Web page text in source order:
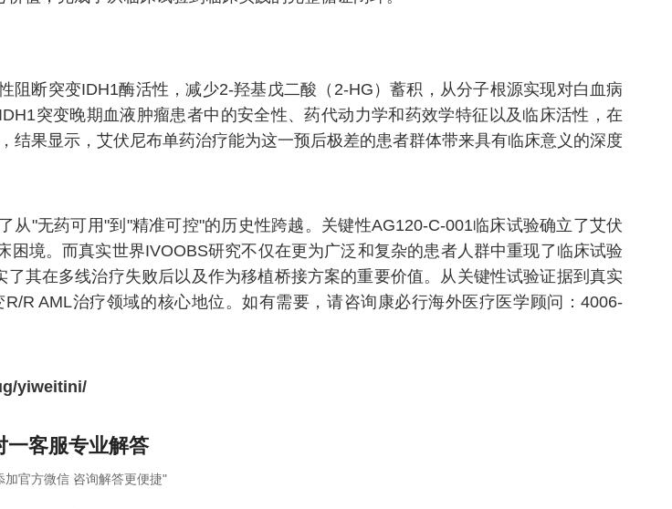
阻断突变IDH1酶活性，减少2-羟基戊二酸（2-HG）蓄积，从分子根源实现对白血病
突变晚期血液肿瘤患者中的安全性、药代动力学和药效学特征以及临床活性，在
果显示，艾伏尼布单药治疗能为这一预后极差的患者群体带来具有临床意义的深度
从"无药可用"到"精准可控"的历史性跨越。关键性AG120-C-001临床试验确立了艾伏
境。而真实世界IVOOBS研究不仅在更为广泛和复杂的患者人群中重现了临床试验
其在多线治疗失败后以及作为移植桥接方案的重要价值。从关键性试验证据到真实
R AML治疗领域的核心地位。如有需要，请咨询康必行海外医疗医学顾问：4006-
yiweitini/
一客服专业解答
加官方微信 咨询解答更便捷"